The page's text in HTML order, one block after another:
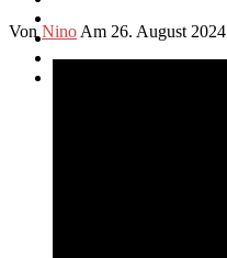
Von Nino Am 26. August 2024